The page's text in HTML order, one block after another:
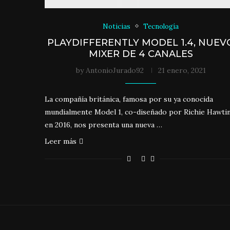
Noticias Tecnología
PLAYDIFFERENTLY MODEL 1.4,
MIXER DE 4 CANALES
byAntonioJurado92 21 enero, 2021
La compañía británica, famosa por su ya conocida
mundialmente Model 1, co-diseñado por Richie
en 2016, nos presenta una nueva …
Leer más